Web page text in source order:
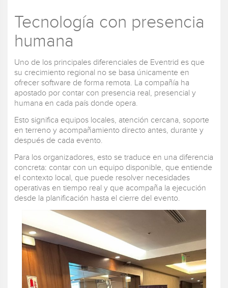
Tecnología con presencia
humana
Uno de los principales diferenciales de Eventrid es que
su crecimiento regional no se basa únicamente en
ofrecer software de forma remota. La compañía ha
apostado por contar con presencia real, presencial y
humana en cada país donde opera.
Esto significa equipos locales, atención cercana, soporte
en terreno y acompañamiento directo antes, durante y
después de cada evento.
Para los organizadores, esto se traduce en una diferencia
concreta: contar con un equipo disponible, que entiende
el contexto local, que puede resolver necesidades
operativas en tiempo real y que acompaña la ejecución
desde la planificación hasta el cierre del evento.